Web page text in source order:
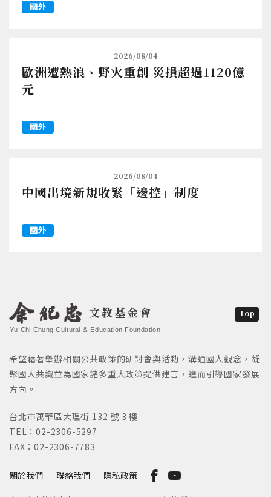
國外
2026/08/04
歐洲遭熱浪、野火重創 災損超過1120億
元
國外
2026/08/04
中國出境新規收緊「邊控」制度
國外
文教基金會
Yu Chi-Chung Cultural & Education Foundation
關於我們 聯絡我們 隱私政策
希望藉著舉辦相關公共政策的研討會與活動，溝通國人觀念，凝
聚國人共識並為國家諸多重大政策提供建言，進而引導國家發展
方向。
台北市萬華區大理街 132 號 3 樓
TEL：02-2306-5297
FAX：02-2306-7783
Top